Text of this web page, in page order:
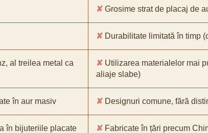
✘ Grosime strat de placaj de
✘ Durabilitate limitată în timp
al treilea metal ca
✘ Utilizarea materialelor mai
aliaje slabe)
în aur masiv ✘ Designuri comune, fără
în bijuteriile placate ✘ Fabricate în țări precum